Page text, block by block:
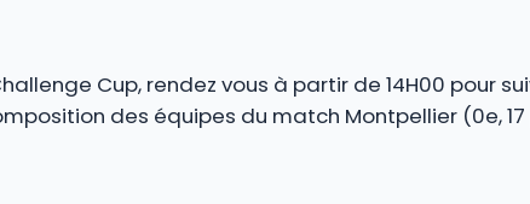
Cup, rendez vous à partir de 14H00 pour
des équipes du match Montpellier (0e,